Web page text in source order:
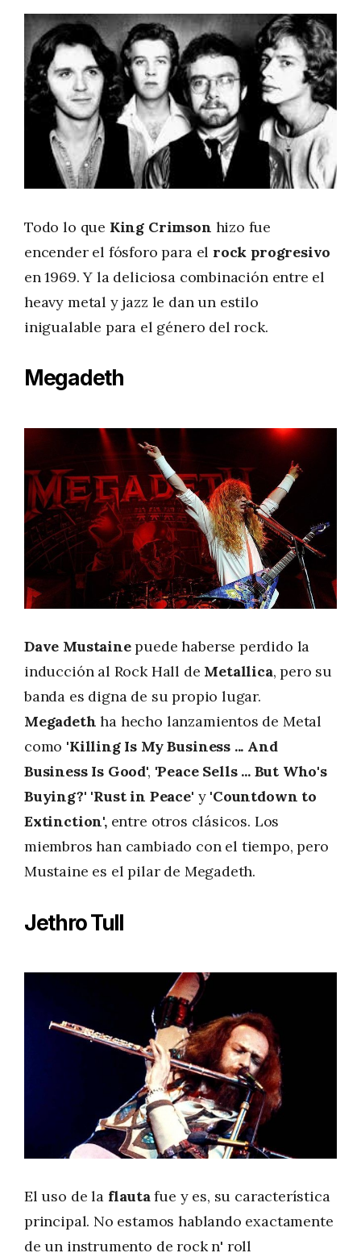
Todo lo que King Crimson hizo fue
encender el fósforo para el rock progresivo
en 1969. Y la deliciosa combinación entre el
heavy metal y jazz le dan un estilo
inigualable para el género del rock.
Megadeth
Dave Mustainepuede haberse perdido la
inducción al Rock Hall de Metallica, pero su
banda es digna de su propio lugar.
Megadethha hecho lanzamientos de Metal
como 'Killing Is My Business ... And
Business Is Good', 'Peace Sells ... But Who's
Buying?' 'Rust in Peace' y 'Countdown to
Extinction',entre otros clásicos. Los
miembros han cambiado con el tiempo, pero
Mustaine es el pilar de Megadeth.
Jethro Tull
El uso de la flautafue y es, su característica
principal. No estamos hablando exactamente
de un instrumento de rock n' roll